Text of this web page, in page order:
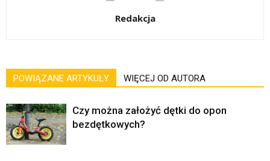
Redakcja
POWIĄZANE ARTYKUŁY WIĘCEJ OD AUTORA
Czy można założyć dętki do opon
bezdętkowych?